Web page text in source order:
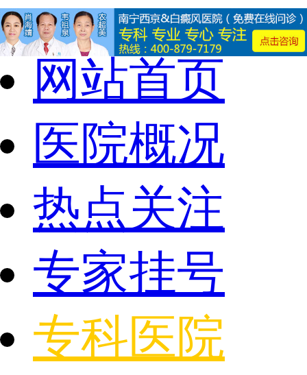
网站首页
医院概况
热点关注
专家挂号
专科医院